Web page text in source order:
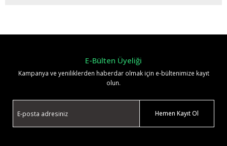
E-Bülten Üyeliği
Kampanya ve yeniliklerden haberdar olmak için e-bültenimize kayıt
olun.
Hemen Kayıt Ol